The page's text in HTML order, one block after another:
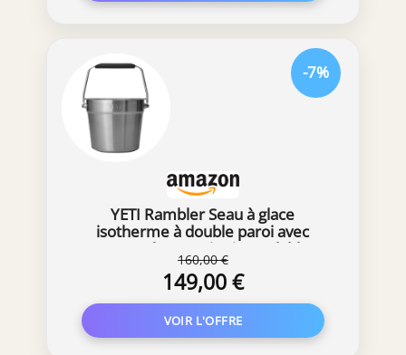
YETI Rambler Seau à glace
isotherme à double paroi avec
couvercle, en acier inoxydable
160,00 €
149,00 €
-7%